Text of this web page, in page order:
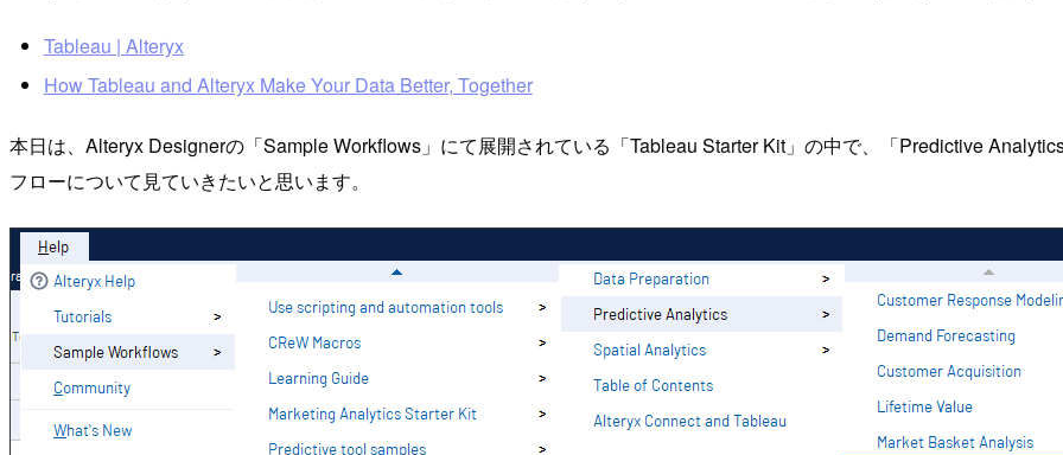
Tableau | Alteryx
How Tableau and Alteryx Make Your Data Better, Together
本日は、Alteryx Designerの「Sample Workflows」にて展開されている「Tableau Starter Kit」の中で、「Predictive
フローについて見ていきたいと思います。